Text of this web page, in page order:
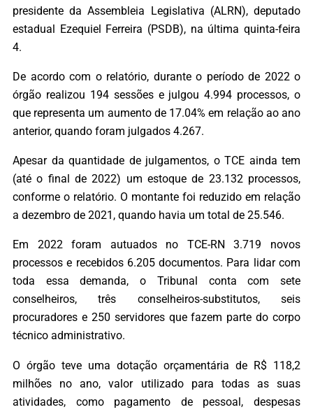
presidente da Assembleia Legislativa (ALRN), deputado
estadual Ezequiel Ferreira (PSDB), na última quinta-feira
4.
De acordo com o relatório, durante o período de 2022 o
órgão realizou 194 sessões e julgou 4.994 processos, o
que representa um aumento de 17.04% em relação ao ano
anterior, quando foram julgados 4.267.
Apesar da quantidade de julgamentos, o TCE ainda tem
(até o final de 2022) um estoque de 23.132 processos,
conforme o relatório. O montante foi reduzido em relação
a dezembro de 2021, quando havia um total de 25.546.
Em 2022 foram autuados no TCE-RN 3.719 novos
processos e recebidos 6.205 documentos. Para lidar com
toda essa demanda, o Tribunal conta com sete
conselheiros, três conselheiros-substitutos, seis
procuradores e 250 servidores que fazem parte do corpo
técnico administrativo.
O órgão teve uma dotação orçamentária de R$ 118,2
milhões no ano, valor utilizado para todas as suas
atividades, como pagamento de pessoal, despesas